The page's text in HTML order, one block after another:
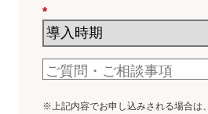
*
※上記内容でお申し込みされる場合は、